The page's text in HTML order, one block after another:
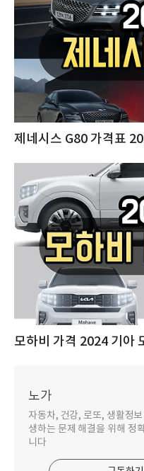
제네시스 G80 가격표
모하비 가격 2024 기아
노가
자동차, 건강, 로또, 생활정
생하는 문제 해결을 위해 정
니다